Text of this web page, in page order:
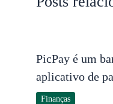
PicPay é um
aplicativo de
Finanças